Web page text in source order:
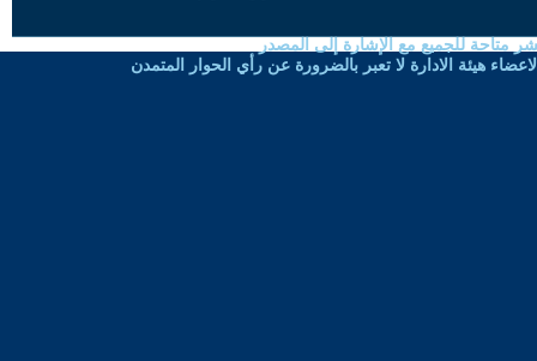
متاحة للجميع مع الإشارة إلى المصدر
هيئة الادارة لا تعبر بالضرورة عن رأي الحوار المتمدن